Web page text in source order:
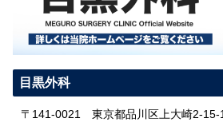
目黒外科
〒141-0021 東京都品川区上大崎2-15-